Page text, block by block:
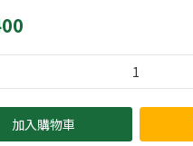
加入購物車